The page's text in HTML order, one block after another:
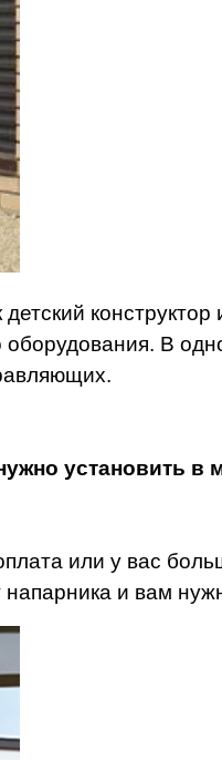
конструктор
оборудования. В
установить
или у вас
и вам